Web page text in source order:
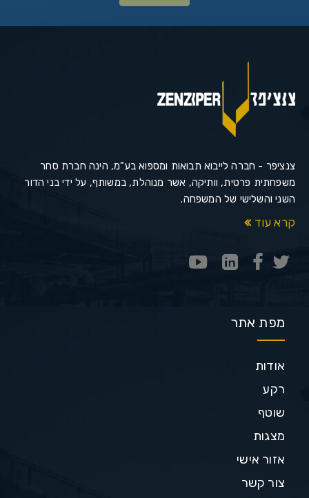
צנציפר - חברה לייבוא תבואות ומספוא בע"מ, הינה חברת סחר
משפחתית פרטית, וותיקה, אשר מנוהלת, במשותף, על ידי בני הדור
השני והשלישי של המשפחה.
קרא עוד
מפת אתר
אודות
רקע
שוטף
מצגות
אזור אישי
צור קשר